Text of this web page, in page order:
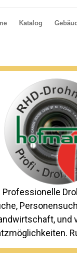
Katalog
Professionelle
und